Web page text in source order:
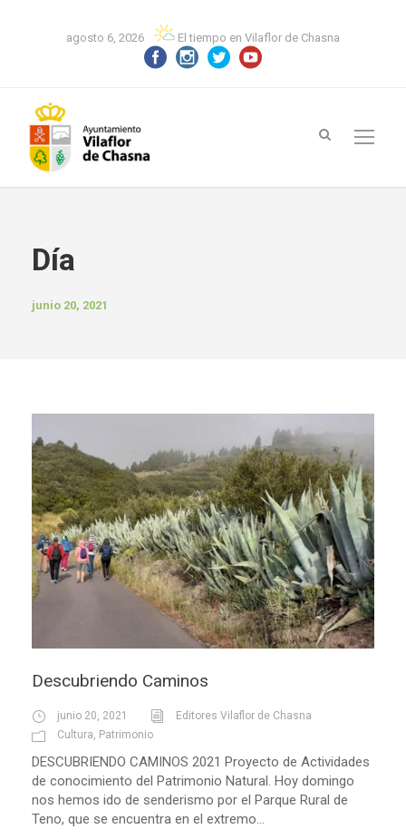
agosto 6, 2026 El tiempo en Vilaflor de Chasna
Día
junio 20, 2021
Descubriendo Caminos
junio 20, 2021
Editores Vilaflor de Chasna
Cultura Patrimonio
DESCUBRIENDO CAMINOS 2021 Proyecto de Actividades
de conocimiento del Patrimonio Natural. Hoy domingo
nos hemos ido de senderismo por el Parque Rural de
Teno, que se encuentra en el extremo...